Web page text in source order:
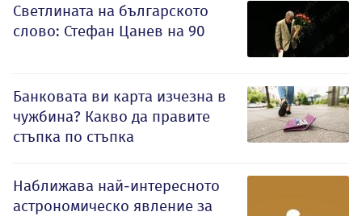
Светлината на българското
слово: Стефан Цанев на 90
Банковата ви карта изчезна в
чужбина? Какво да правите
стъпка по стъпка
Наближава най-интересното
астрономическо явление за